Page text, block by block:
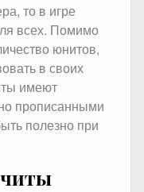
то в игре
всех. Помимо
юнитов,
в своих
имеют
прописанными
полезно при